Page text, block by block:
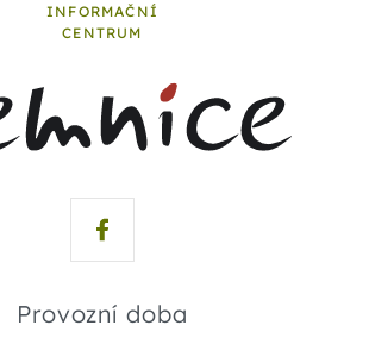
INFORMAČNÍ
CENTRUM
Provozní doba